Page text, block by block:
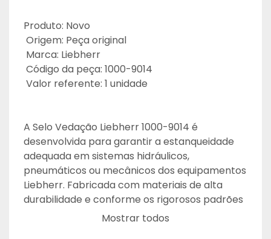
Produto: Novo
Origem: Peça original
Marca: Liebherr
Código da peça: 1000-9014
Valor referente: 1 unidade
A Selo Vedação Liebherr 1000-9014 é
desenvolvida para garantir a estanqueidade
adequada em sistemas hidráulicos,
pneumáticos ou mecânicos dos equipamentos
Liebherr. Fabricada com materiais de alta
durabilidade e conforme os rigorosos padrões
da marca, oferece excelente resistência a
Mostrar todos